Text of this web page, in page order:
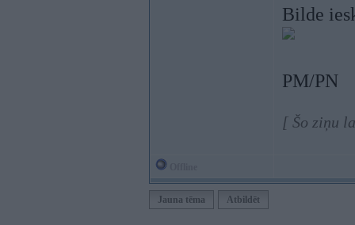
Bilde
PM/PN
[ Šo ziņu
Jauna tēma Atbildēt